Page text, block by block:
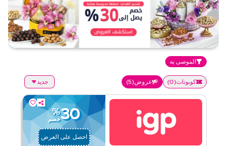
الموصى به
كوبونات(
0
) عروض(
5
) جديد
30
%
خصم
احصل على العرض